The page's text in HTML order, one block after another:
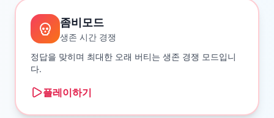
좀비모드
생존 시간 경쟁
정답을 맞히며 최대한 오래 버티는 생존 경쟁 모드입니
다.
플레이하기